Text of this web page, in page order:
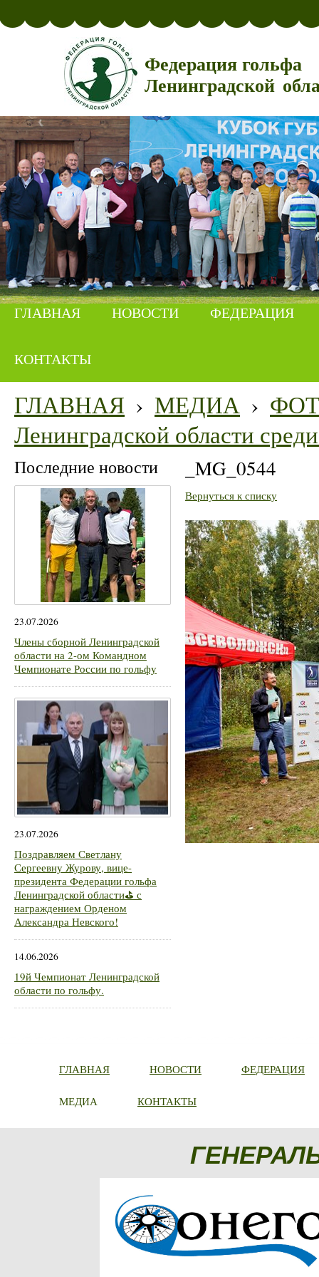
Федерация гольфа
Ленинградской
ГЛАВНАЯ НОВОСТИ ФЕДЕРАЦИЯ
КОНТАКТЫ
ГЛАВНАЯ › МЕДИА ›
Ленинградской области
Последние новости
23.07.2026
Члены сборной Ленинградской
области на 2-ом Командном
Чемпионате России по гольфу
23.07.2026
Поздравляем Светлану
Сергеевну Журову, вице-
президента Федерации гольфа
Ленинградской области⛳ с
награждением Орденом
Александра Невского!
14.06.2026
19й Чемпионат Ленинградской
области по гольфу.
_MG_0544
Вернуться к списку
ГЛАВНАЯ НОВОСТИ ФЕДЕРАЦИЯ
МЕДИА КОНТАКТЫ